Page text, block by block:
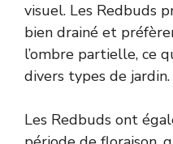
visuel. Les Redbuds
bien drainé et
l’ombre partielle, ce
divers types de jardin.
Les Redbuds ont